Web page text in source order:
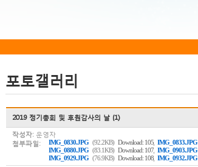
포토갤러리
2019 정기총회 및 후원감사의 날 (1)
작성자:운영자
첨부파일:
IMG_0830.JPG (92.2KB) Download: 105, IMG_0833.JPG
IMG_0880.JPG (83.1KB) Download: 107, IMG_0903.JPG
IMG_0929.JPG (76.9KB) Download: 108, IMG_0932.JPG